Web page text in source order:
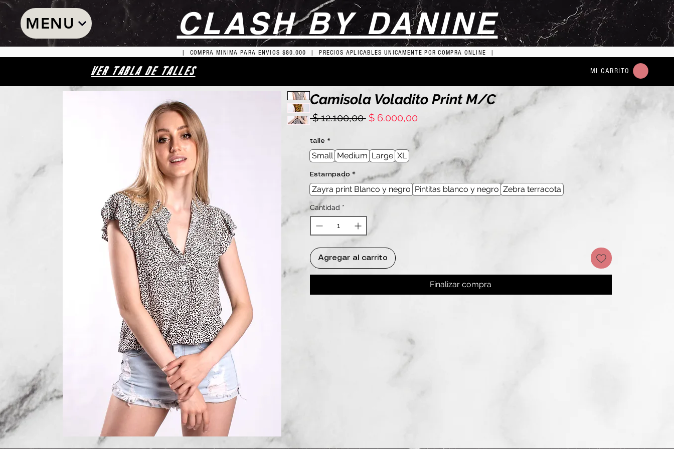
MENU CLASH BY DANINE
| COMPRA MINIMA PARA ENVIOS $80.000 | PRECIOS APLICABLES UNICAMENTE POR COMPRA ONLINE |
VER TABLA DE TALLES MI CARRITO
Camisola Voladito Print M/C
$ 12.100,00 Precio
$ 6.000,00Precio
de
oferta
talle *
Small Medium Large XL
Estampado *
Zayra print Blanco y negro Pintitas blanco y negro Zebra terracota
Cantidad *
Agregar al carrito
Finalizar compra